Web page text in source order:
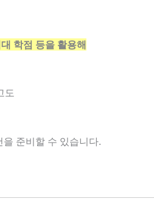
학점 등을 활용해
도
준비할 수 있습니다.